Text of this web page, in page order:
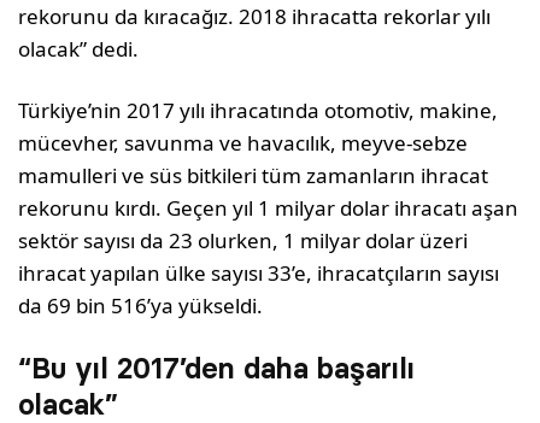
rekorunu da kıracağız. 2018 ihracatta rekorlar yılı
olacak” dedi.
Türkiye’nin 2017 yılı ihracatında otomotiv, makine,
mücevher, savunma ve havacılık, meyve-sebze
mamulleri ve süs bitkileri tüm zamanların ihracat
rekorunu kırdı. Geçen yıl 1 milyar dolar ihracatı aşan
sektör sayısı da 23 olurken, 1 milyar dolar üzeri
ihracat yapılan ülke sayısı 33’e, ihracatçıların sayısı
da 69 bin 516’ya yükseldi.
“Bu yıl 2017’den daha başarılı
olacak”